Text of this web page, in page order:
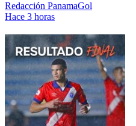
Redacción PanamaGol
Hace 3 horas